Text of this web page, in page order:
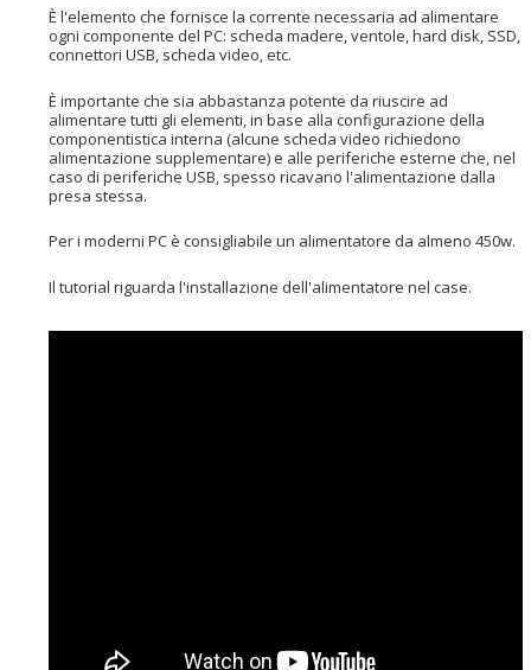
È l'elemento che fornisce la corrente necessaria ad alimentare
ogni componente del PC: scheda madere, ventole, hard disk, SSD,
connettori USB, scheda video, etc.
È importante che sia abbastanza potente da riuscire ad
alimentare tutti gli elementi, in base alla configurazione della
componentistica interna (alcune scheda video richiedono
alimentazione supplementare) e alle periferiche esterne che, nel
caso di periferiche USB, spesso ricavano l'alimentazione dalla
presa stessa.
Per i moderni PC è consigliabile un alimentatore da almeno 450w.
Il tutorial riguarda l'installazione dell'alimentatore nel case.